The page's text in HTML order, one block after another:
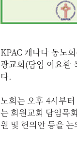
KPAC 캐나다 동노
광교회(담임 이요환
다.
노회는 오후 4시부
는 회원교회 담임목
원 및 헌의안 등을